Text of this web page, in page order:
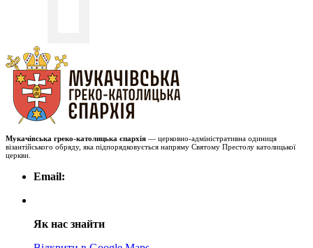
Мукачівська греко-католицька єпархія — церковно-адміністративна одиниця
візантійського обряду, яка підпорядковується напряму Святому Престолу католицької
церкви.
Email:
Як нас знайти